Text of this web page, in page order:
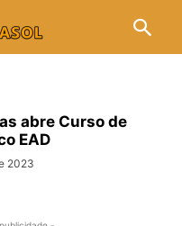
abre Curso de
EAD
2023